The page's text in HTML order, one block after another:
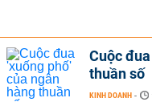
Cuộc
thuần số
KINH DOANH -